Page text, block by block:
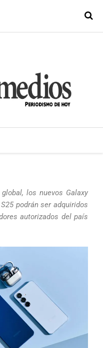
los nuevos Galaxy
podrán ser adquiridos
autorizados del país